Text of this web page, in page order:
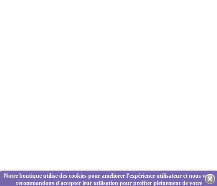
Notre boutique utilise des cookies pour améliorer l'expérience utilisateur et nous vous
recommandons d'accepter leur utilisation pour profiter pleinement de votre